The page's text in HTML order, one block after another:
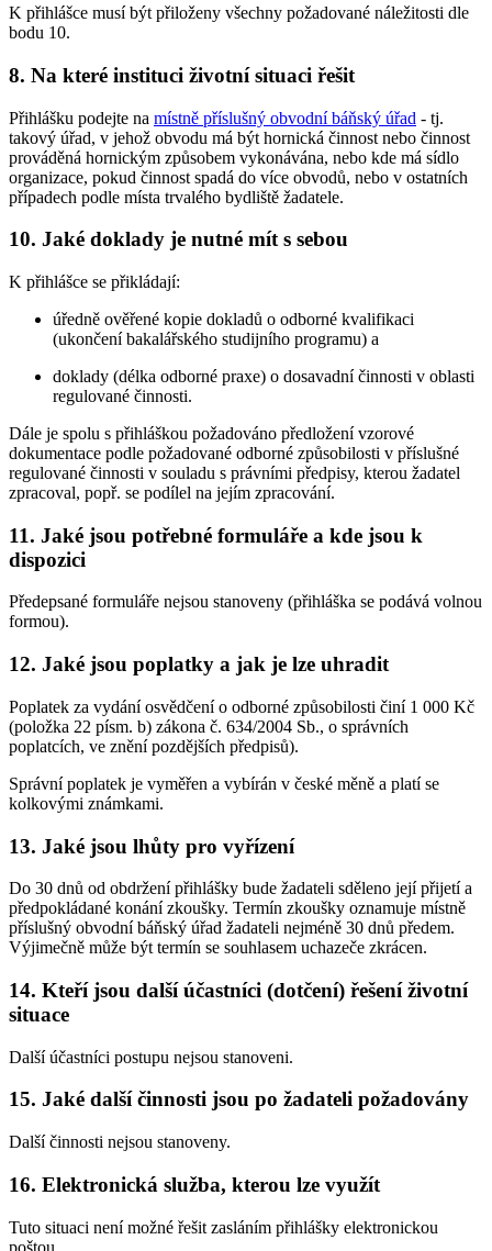
K přihlášce musí být přiloženy všechny požadované náležitosti dle
bodu 10.
8. Na které instituci životní situaci řešit
Přihlášku podejte na místně příslušný obvodní báňský úřad - tj.
takový úřad, v jehož obvodu má být hornická činnost nebo činnost
prováděná hornickým způsobem vykonávána, nebo kde má sídlo
organizace, pokud činnost spadá do více obvodů, nebo v ostatních
případech podle místa trvalého bydliště žadatele.
10. Jaké doklady je nutné mít s sebou
K přihlášce se přikládají:
úředně ověřené kopie dokladů o odborné kvalifikaci
(ukončení bakalářského studijního programu) a
doklady (délka odborné praxe) o dosavadní činnosti v oblasti
regulované činnosti.
Dále je spolu s přihláškou požadováno předložení vzorové
dokumentace podle požadované odborné způsobilosti v příslušné
regulované činnosti v souladu s právními předpisy, kterou žadatel
zpracoval, popř. se podílel na jejím zpracování.
11. Jaké jsou potřebné formuláře a kde jsou k
dispozici
Předepsané formuláře nejsou stanoveny (přihláška se podává volnou
formou).
12. Jaké jsou poplatky a jak je lze uhradit
Poplatek za vydání osvědčení o odborné způsobilosti činí 1 000 Kč
(položka 22 písm. b) zákona č. 634/2004 Sb., o správních
poplatcích, ve znění pozdějších předpisů).
Správní poplatek je vyměřen a vybírán v české měně a platí se
kolkovými známkami.
13. Jaké jsou lhůty pro vyřízení
Do 30 dnů od obdržení přihlášky bude žadateli sděleno její přijetí a
předpokládané konání zkoušky. Termín zkoušky oznamuje místně
příslušný obvodní báňský úřad žadateli nejméně 30 dnů předem.
Výjimečně může být termín se souhlasem uchazeče zkrácen.
14. Kteří jsou další účastníci (dotčení) řešení životní
situace
Další účastníci postupu nejsou stanoveni.
15. Jaké další činnosti jsou po žadateli požadovány
Další činnosti nejsou stanoveny.
16. Elektronická služba, kterou lze využít
Tuto situaci není možné řešit zasláním přihlášky elektronickou
poštou.